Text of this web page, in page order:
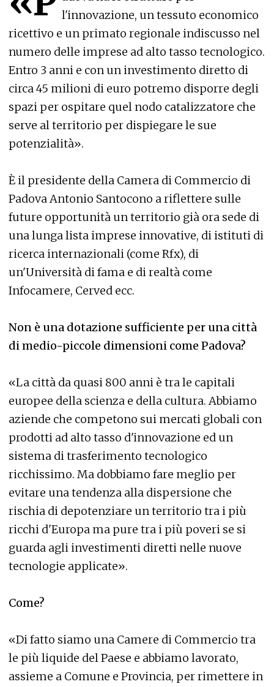
l'innovazione, un tessuto economico
ricettivo e un primato regionale indiscusso nel
numero delle imprese ad alto tasso tecnologico.
Entro 3 anni e con un investimento diretto di
circa 45 milioni di euro potremo disporre degli
spazi per ospitare quel nodo catalizzatore che
serve al territorio per dispiegare le sue
potenzialità».
È il presidente della Camera di Commercio di
Padova Antonio Santocono a riflettere sulle
future opportunità un territorio già ora sede di
una lunga lista imprese innovative, di istituti di
ricerca internazionali (come Rfx), di
un'Università di fama e di realtà come
Infocamere, Cerved ecc.
Non è una dotazione sufficiente per una città
di medio-piccole dimensioni come Padova?
«La città da quasi 800 anni è tra le capitali
europee della scienza e della cultura. Abbiamo
aziende che competono sui mercati globali con
prodotti ad alto tasso d'innovazione ed un
sistema di trasferimento tecnologico
ricchissimo. Ma dobbiamo fare meglio per
evitare una tendenza alla dispersione che
rischia di depotenziare un territorio tra i più
ricchi d'Europa ma pure tra i più poveri se si
guarda agli investimenti diretti nelle nuove
tecnologie applicate».
Come?
«Di fatto siamo una Camere di Commercio tra
le più liquide del Paese e abbiamo lavorato,
assieme a Comune e Provincia, per rimettere in